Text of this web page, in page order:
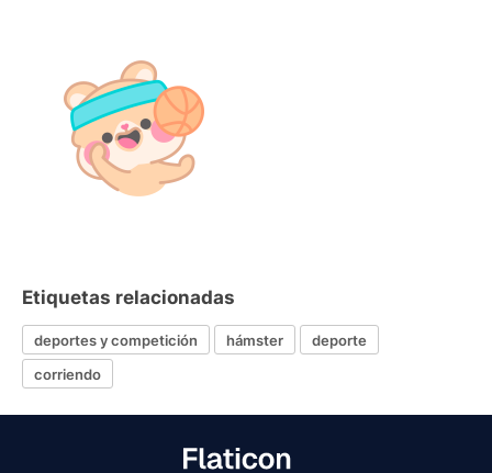
Etiquetas relacionadas
deportes y competición hámster
deporte
corriendo